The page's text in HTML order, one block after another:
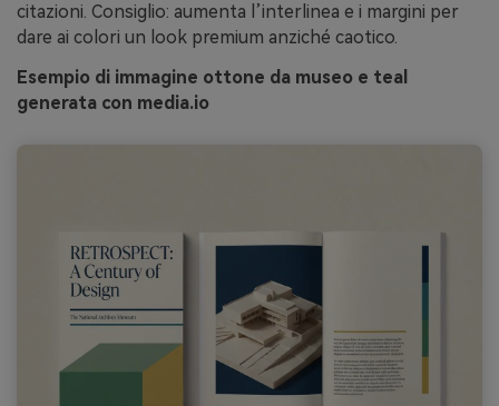
citazioni. Consiglio: aumenta l’interlinea e i margini per
dare ai colori un look premium anziché caotico.
Esempio di immagine ottone da museo e teal
generata con media.io